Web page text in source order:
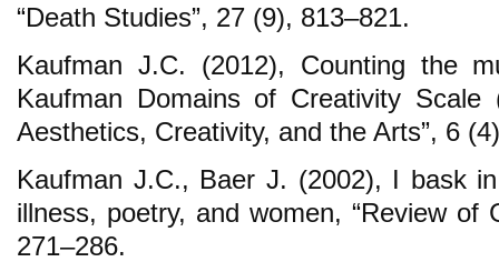
“Death Studies”, 27 (9), 813–821.
Kaufman J.C. (2012), Counting the
Kaufman Domains of Creativity Scale
Aesthetics, Creativity, and the Arts”, 6
Kaufman J.C., Baer J. (2002), I bask
illness, poetry, and women, “Review of
271–286.